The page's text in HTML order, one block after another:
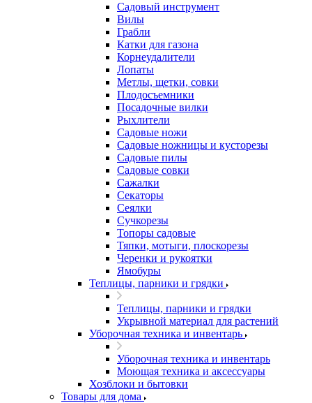
Садовый инструмент
Вилы
Грабли
Катки для газона
Корнеудалители
Лопаты
Метлы, щетки, совки
Плодосъемники
Посадочные вилки
Рыхлители
Садовые ножи
Садовые ножницы и кусторезы
Садовые пилы
Садовые совки
Сажалки
Секаторы
Сеялки
Сучкорезы
Топоры садовые
Тяпки, мотыги, плоскорезы
Черенки и рукоятки
Ямобуры
Теплицы, парники и грядки
Теплицы, парники и грядки
Укрывной материал для растений
Уборочная техника и инвентарь
Уборочная техника и инвентарь
Моющая техника и аксессуары
Хозблоки и бытовки
Товары для дома